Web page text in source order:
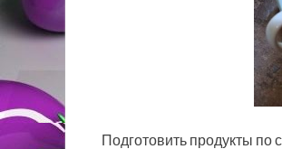
Подготовить продукты по